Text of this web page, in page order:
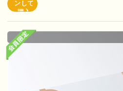
ンして
購入